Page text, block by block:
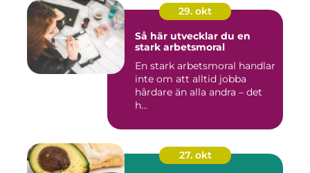
29. okt
Så här utvecklar du en
stark arbetsmoral
En stark arbetsmoral handlar
inte om att alltid jobba
hårdare än alla andra – det
h...
27. okt